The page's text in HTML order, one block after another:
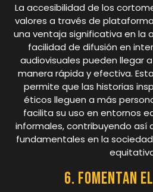
La accesibilidad de los
valores a través de
una ventaja significativa en la
facilidad de difusión en
audiovisuales pueden llegar
manera rápida y efectiva.
permite que las historias
éticos lleguen a más
facilita su uso en entornos
informales, contribuyendo así
fundamentales en la
6. Fomentan